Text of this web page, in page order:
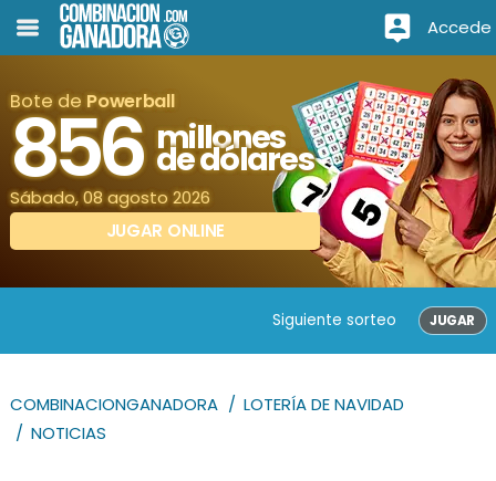
Accede
Bote de Powerball
856 millones
de dólares
Sábado, 08 agosto 2026
JUGAR ONLINE
Siguiente sorteo JUGAR
COMBINACIONGANADORA
LOTERÍA DE NAVIDAD
NOTICIAS